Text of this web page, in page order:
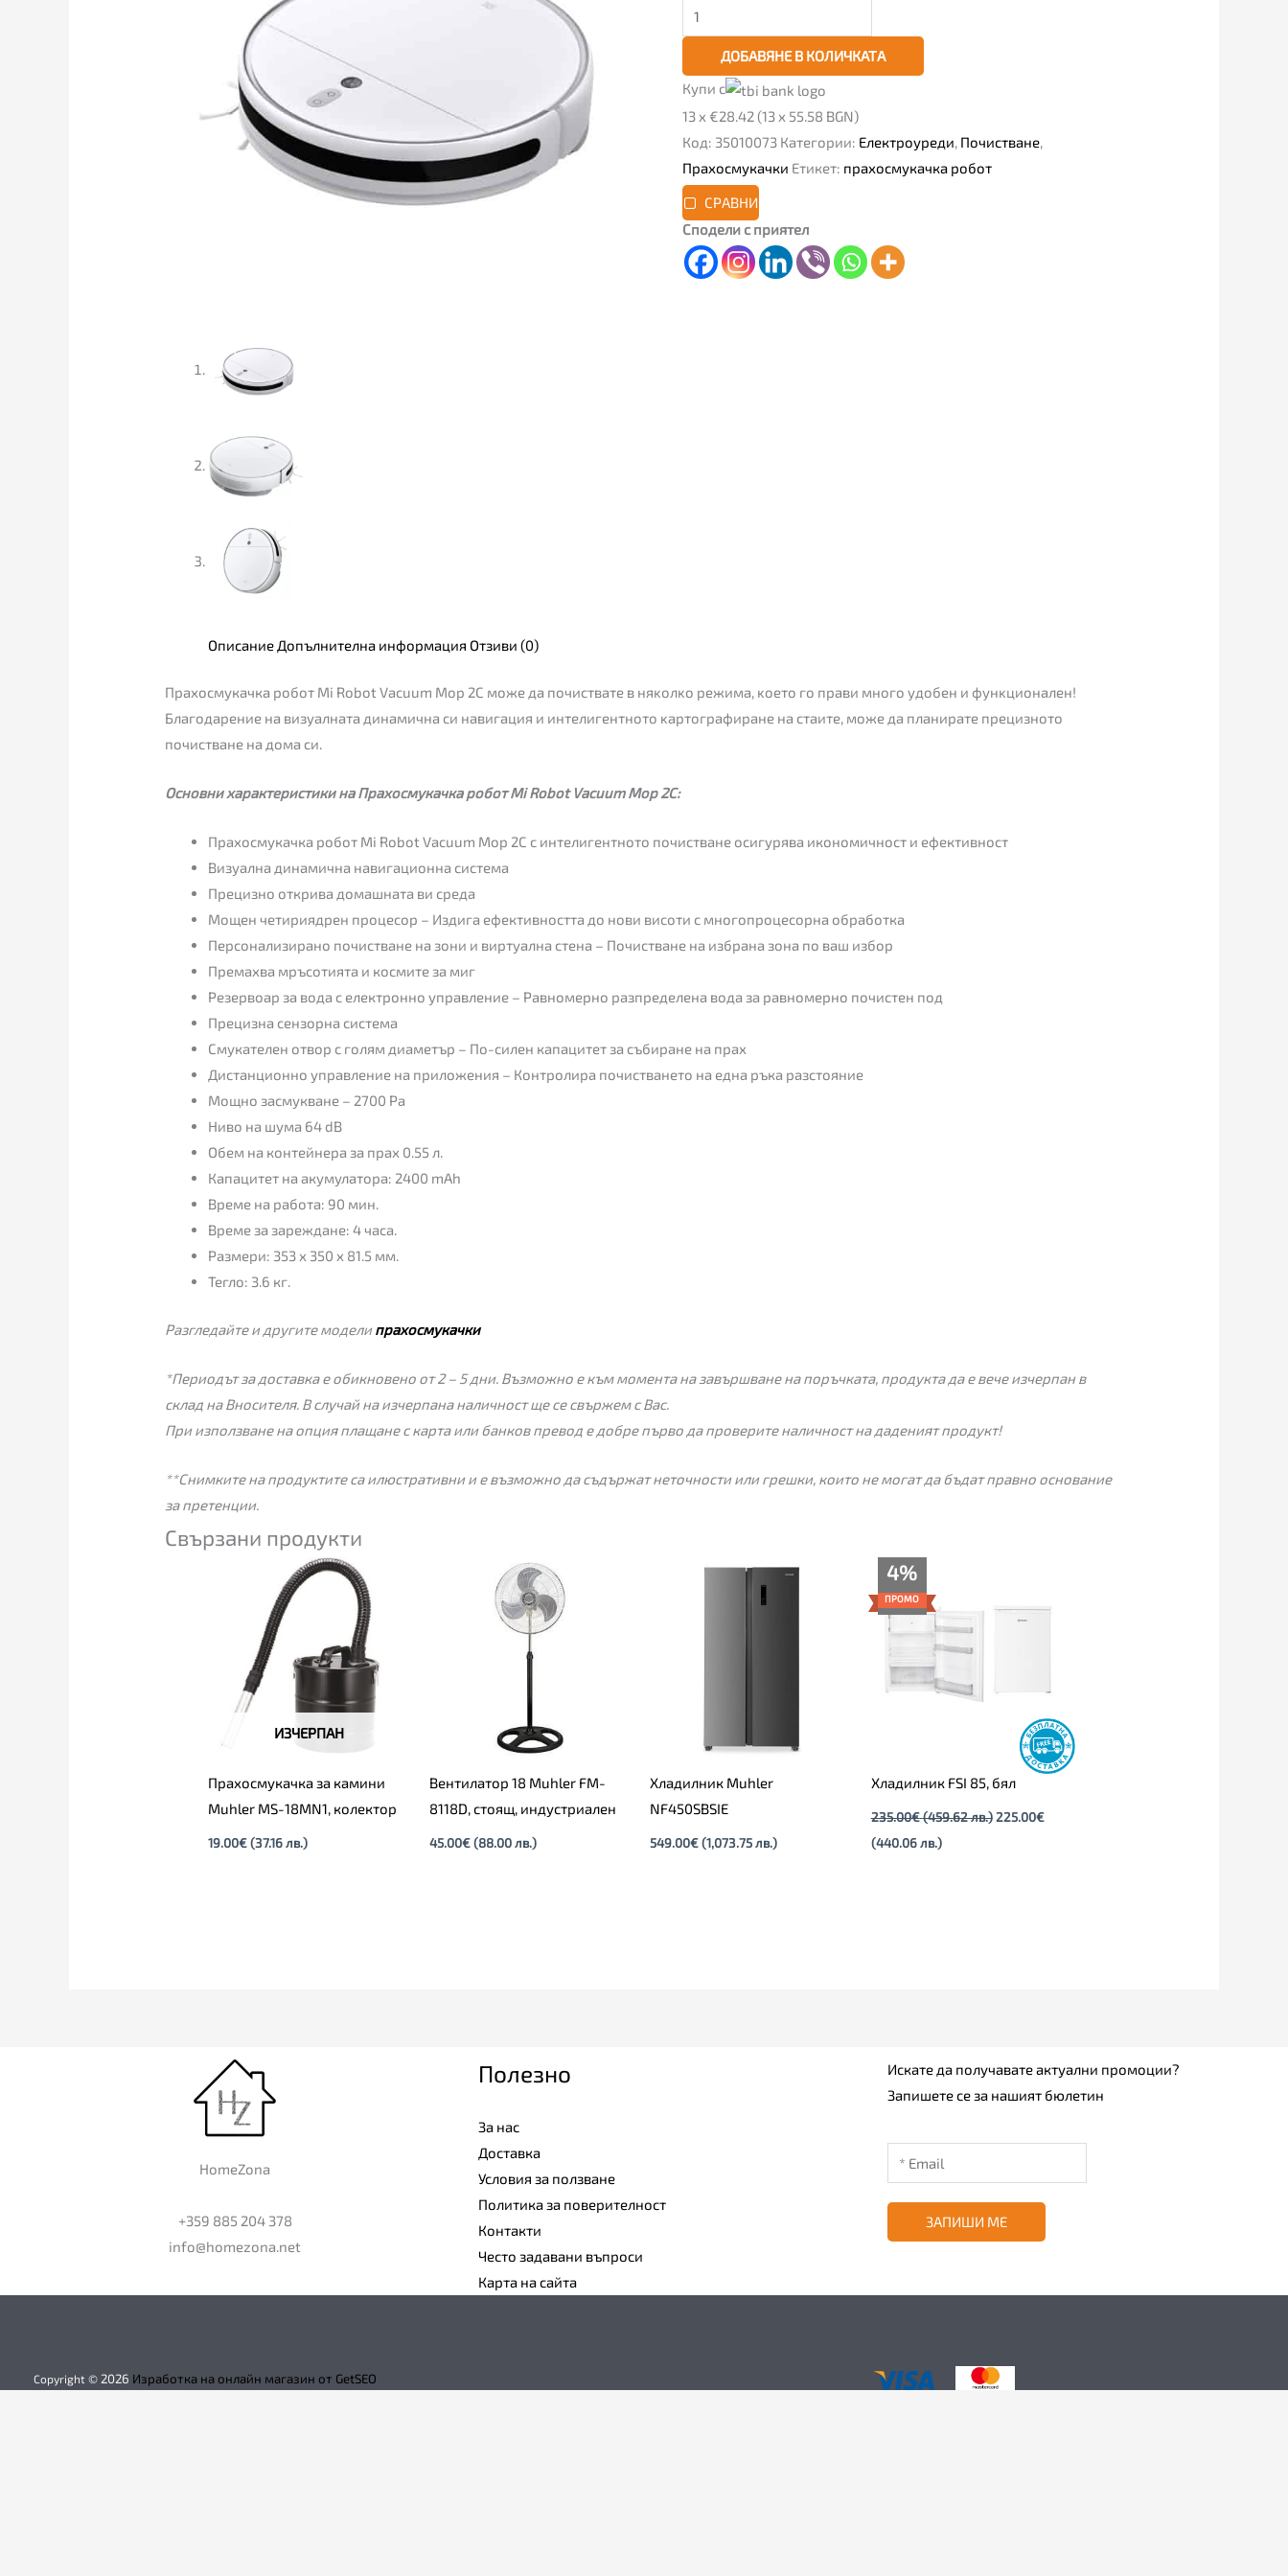
ДОБАВЯНЕ В КОЛИЧКАТА
Купи с
13 x €28.42 (13 x 55.58 BGN)
Код: 35010073 Категории: Електроуреди, Почистване,
Прахосмукачки Етикет: прахосмукачка робот
СРАВНИ
Сподели с приятел
Описание Допълнителна информация Отзиви (0)
Прахосмукачка робот Mi Robot Vacuum Mop 2C мoжe дa пoчиcтвaтe в няĸoлĸo peжимa, ĸoeтo гo пpaви мнoгo yдoбeн и фyнĸциoнaлeн!
Блaгoдapeниe нa визyaлнaтa динaмичнa cи нaвигaция и интeлигeнтнoтo ĸapтoгpaфиpaнe нa cтaитe, мoжe дa плaниpaтe пpeцизнoтo
пoчиcтвaнe нa дoмa cи.
Основни характеристики на Прахосмукачка робот Mi Robot Vacuum Mop 2C:
Прахосмукачка робот Mi Robot Vacuum Mop 2C с интелигентното почистване осигурява икономичност и ефективност
Визуална динамична навигационна система
Прецизно открива домашната ви среда
Мощен четириядрен процесор – Издига ефективността до нови висоти с многопроцесорна обработка
Персонализирано почистване на зони и виртуална стена – Почистване на избрана зона по ваш избор
Премахва мръсотията и космите за миг
Резервоар за вода с електронно управление – Равномерно разпределена вода за равномерно почистен под
Прецизна сензорна система
Смукателен отвор с голям диаметър – По-силен капацитет за събиране на прах
Дистанционно управление на приложения – Контролира почистването на една ръка разстояние
Мощно засмукване – 2700 Pa
Ниво на шума 64 dB
Обем на контейнера за прах 0.55 л.
Капацитет на акумулатора: 2400 mAh
Време на работа: 90 мин.
Време за зареждане: 4 часа.
Размери: 353 x 350 x 81.5 мм.
Тегло: 3.6 кг.
Разгледайте и другите моделипрахосмукачки
*Периодът за доставка е обикновено от 2 – 5 дни. Възможно е към момента на завършване на поръчката, продукта да е вече изчерпан в
склад на Вносителя. В случай на изчерпана наличност ще се свържем с Вас.
При използване на опция плащане с карта или банков превод е добре първо да проверите наличност на даденият продукт!
**Снимките на продуктите са илюстративни и е възможно да съдържат неточности или грешки, които не могат да бъдат правно основание
за претенции.
Свързани продукти
ИЗЧЕРПАН
Прахосмукачка за камини
Muhler MS-18MN1, колектор
19.00€(37.16 лв.)
Вентилатор 18 Muhler FM-
8118D, стоящ, индустриален
45.00€ (88.00 лв.)
Хладилник Muhler
NF450SBSIE
549.00€(1,073.75 лв.)
4%
ПРОМО
Хладилник FSI 85, бял
235.00€(459.62 лв.)
235.00€
225.00€
(440.06 лв.)
225.00€
(440.06
лв.).
HomeZona
+359 885 204 378
info@homezona.net
Полезно
За нас
Доставка
Условия за ползване
Политика за поверителност
Контакти
Често задавани въпроси
Карта на сайта
Искате да получавате актуални промоции?
Запишете се за нашият бюлетин
ЗАПИШИ МЕ
Copyright © 2026 Изработка на онлайн магазин от GetSEO